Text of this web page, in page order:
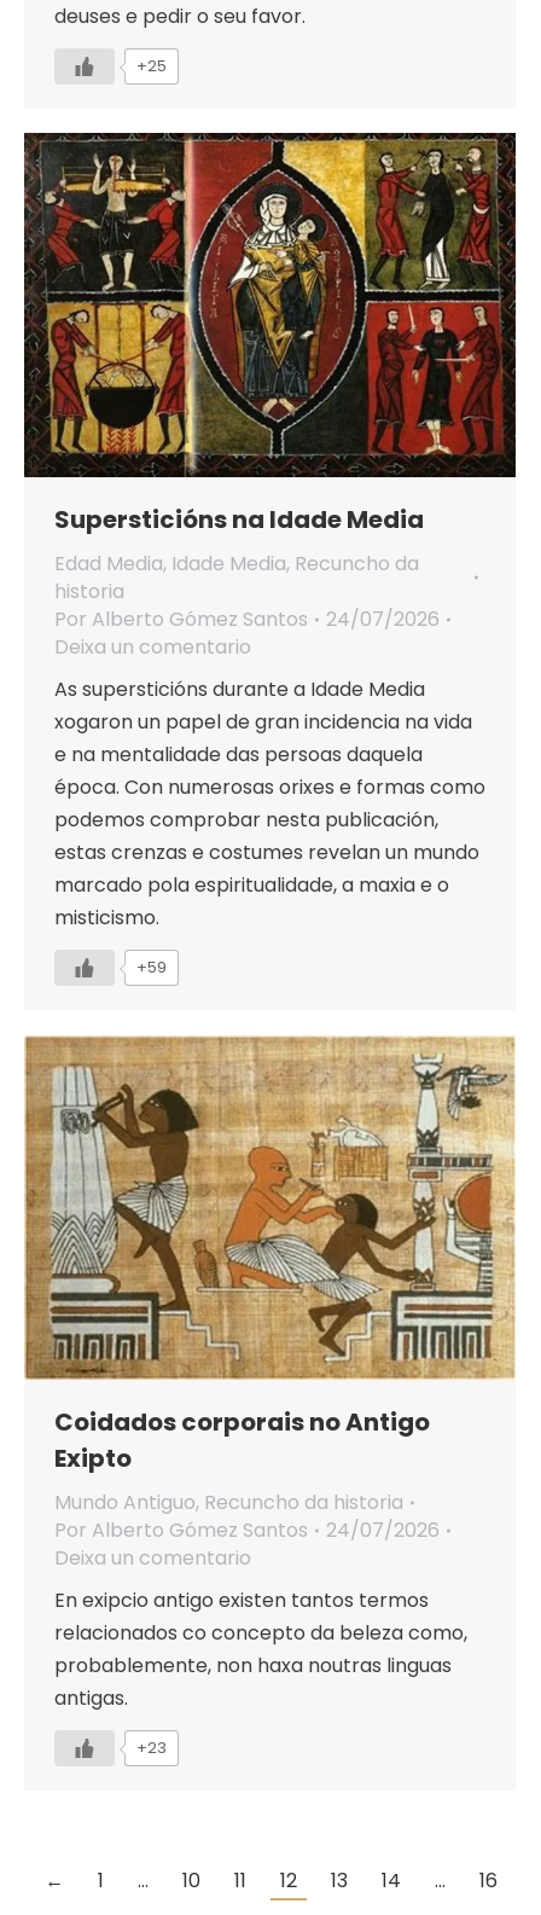
deuses e pedir o seu favor.
+25
Supersticións na Idade Media
Edad Media, Idade Media, Recuncho da
historia
Por Alberto Gómez Santos
24/07/2026
Deixa un comentario
As supersticións durante a Idade Media
xogaron un papel de gran incidencia na vida
e na mentalidade das persoas daquela
época. Con numerosas orixes e formas como
podemos comprobar nesta publicación,
estas crenzas e costumes revelan un mundo
marcado pola espiritualidade, a maxia e o
misticismo.
+59
Coidados corporais no Antigo
Exipto
Mundo Antiguo, Recuncho da historia
Por Alberto Gómez Santos
24/07/2026
Deixa un comentario
En exipcio antigo existen tantos termos
relacionados co concepto da beleza como,
probablemente, non haxa noutras linguas
antigas.
+23
← 1 … 10 11 12 13 14 …
16